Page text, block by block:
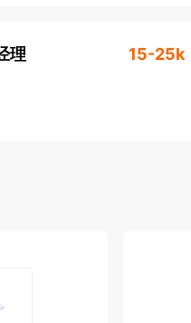
式。AlphaFlow 正在做的是 全
项目，而是 央国企、行业龙头
里，AI进入 关键业务流程。
理 15-25k